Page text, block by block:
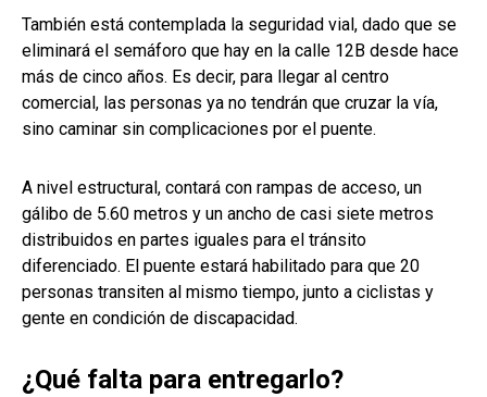
También está contemplada la seguridad vial, dado que se
eliminará el semáforo que hay en la calle 12B desde hace
más de cinco años. Es decir, para llegar al centro
comercial, las personas ya no tendrán que cruzar la vía,
sino caminar sin complicaciones por el puente.
A nivel estructural, contará con rampas de acceso, un
gálibo de 5.60 metros y un ancho de casi siete metros
distribuidos en partes iguales para el tránsito
diferenciado. El puente estará habilitado para que 20
personas transiten al mismo tiempo, junto a ciclistas y
gente en condición de discapacidad.
¿Qué falta para entregarlo?